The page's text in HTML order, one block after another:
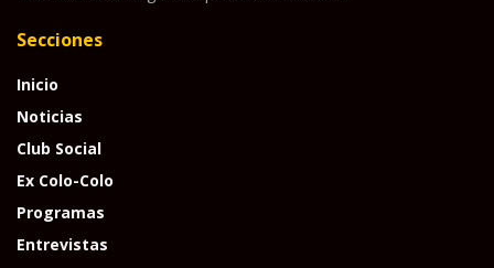
Secciones
Inicio
Noticias
Club Social
Ex Colo-Colo
Programas
Entrevistas